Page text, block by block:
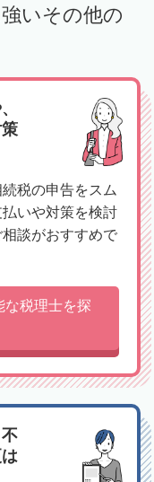
いその他の
税の申告をスム
いや対策を検討
談がおすすめで
な税理士を探